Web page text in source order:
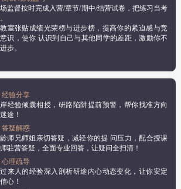
监督按时完成入营/章节/期中/结营试卷，把练习当考
室张贴成绩光荣榜与进步榜，提高你的紧迫感与竞
识，使你 认识到自己与其他同学的差距，激励你不
步。
验分享
经验倾囊相授，研路陷阱提前预警，帮你找准方向
途！
疑解惑
龄师兄师姐亲切答疑，减轻你的提 问压力，配合授课
驻营答疑，全面专业回答，让疑问全扫清！
理疏导
过来人的经验深入剖析研途内心动态变化，让你安定
心！